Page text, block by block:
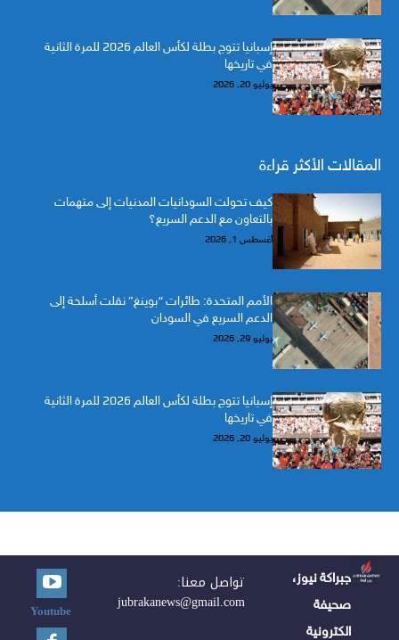
إسبانيا تتوج بطلة لكأس العالم 2026 للمرة الثانية
في تاريخها
يوليو 20, 2026
المقالات الأكثر قراءة
كيف تحولت السودانيات المدنيات إلى متهمات
بالتعاون مع الدعم السريع؟
أغسطس 1, 2026
الأمم المتحدة: طائرات “بوينغ” نقلت أسلحة إلى
الدعم السريع في السودان
يوليو 29, 2026
إسبانيا تتوج بطلة لكأس العالم 2026 للمرة الثانية
في تاريخها
يوليو 20, 2026
جبراكة نيوز،
صحيفة
الكترونية
تواصل معنا:
jubrakanews@gmail.com
Youtube